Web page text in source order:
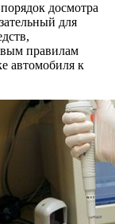
досмотра
для
правилам
автомобиля к